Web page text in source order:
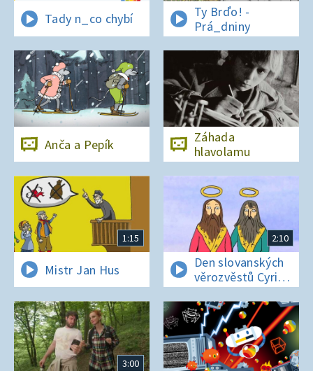
Tady n_co chybí
Ty Brďo! -
Prá_dniny
Anča a Pepík
Záhada
hlavolamu
1:15
Mistr Jan Hus
2:10
Den slovanských
věrozvěstů Cyrila
a Metoděje
3:00